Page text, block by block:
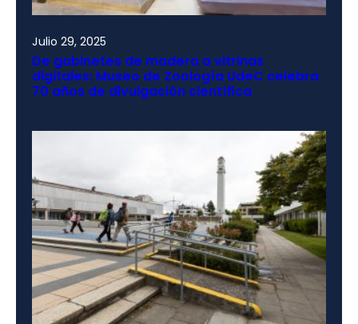
Julio 29, 2025
De gabinetes de madera a vitrinas
digitales: Museo de Zoología UdeC celebra
70 años de divulgación científica